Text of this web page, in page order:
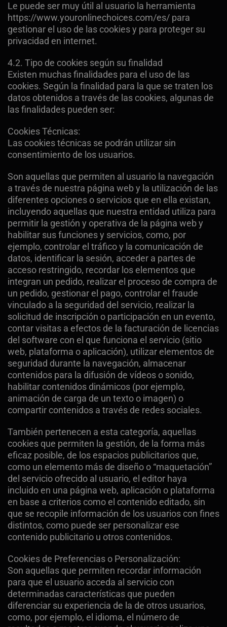
Le puede ser muy útil al usuario la herramienta
https://www.youronlinechoices.com/es/ para
gestionar el uso de las cookies y para proteger su
privacidad en internet.
4.2. Tipo de cookies según su finalidad
Existen muchas finalidades para el uso de las
cookies. Según la finalidad para la que se traten los
datos obtenidos a través de las cookies, algunas de
las finalidades pueden ser:
Cookies Técnicas:
Las cookies técnicas se podrán utilizar sin
consentimiento de los usuarios.
Son aquellas que permiten al usuario la navegación
a través de nuestra página web y la utilización de las
diferentes opciones o servicios que en ella existan,
incluyendo aquellas que nuestra entidad utiliza para
permitir la gestión y operativa de la página web y
habilitar sus funciones y servicios, como, por
ejemplo, controlar el tráfico y la comunicación de
datos, identificar la sesión, acceder a partes de
acceso restringido, recordar los elementos que
integran un pedido, realizar el proceso de compra de
un pedido, gestionar el pago, controlar el fraude
vinculado a la seguridad del servicio, realizar la
solicitud de inscripción o participación en un evento,
contar visitas a efectos de la facturación de licencias
del software con el que funciona el servicio (sitio
web, plataforma o aplicación), utilizar elementos de
seguridad durante la navegación, almacenar
contenidos para la difusión de vídeos o sonido,
habilitar contenidos dinámicos (por ejemplo,
animación de carga de un texto o imagen) o
compartir contenidos a través de redes sociales.
También pertenecen a esta categoría, aquellas
cookies que permiten la gestión, de la forma más
eficaz posible, de los espacios publicitarios que,
como un elemento más de diseño o “maquetación”
del servicio ofrecido al usuario, el editor haya
incluido en una página web, aplicación o plataforma
en base a criterios como el contenido editado, sin
que se recopile información de los usuarios con fines
distintos, como puede ser personalizar ese
contenido publicitario u otros contenidos.
Cookies de Preferencias o Personalización:
Son aquellas que permiten recordar información
para que el usuario acceda al servicio con
determinadas características que pueden
diferenciar su experiencia de la de otros usuarios,
como, por ejemplo, el idioma, el número de